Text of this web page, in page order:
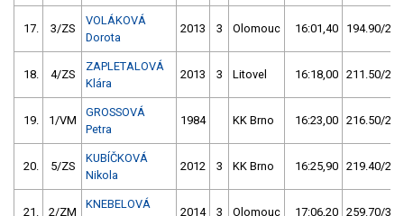
17. 3/ZS
VOLÁKOVÁ
Dorota
2013 3 Olomouc 16:01,40 194.90/
18. 4/ZS
ZAPLETALOVÁ
Klára
2013 3 Litovel 16:18,00 211.50/
19. 1/VM
GROSSOVÁ
Petra
1984 KK Brno 16:23,00 216.50/
20. 5/ZS
KUBÍČKOVÁ
Nikola
2012 3 KK Brno 16:25,90 219.40/
21. 2/ZM
KNEBELOVÁ
2014 3 Olomouc 17:06,20 259.70/